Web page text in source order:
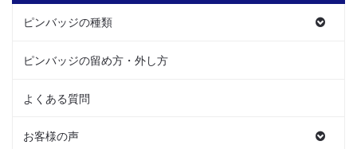
ピンバッジの種類
ピンバッジの留め方・外し方
よくある質問
お客様の声